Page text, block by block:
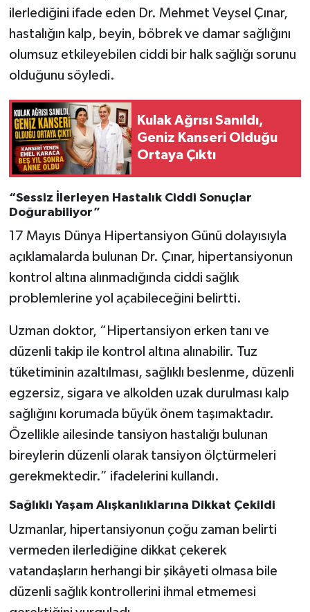
ilerlediğini ifade eden Dr. Mehmet Veysel Çınar,
hastalığın kalp, beyin, böbrek ve damar sağlığını
olumsuz etkileyebilen ciddi bir halk sağlığı sorunu
olduğunu söyledi.
Kulak Ağrısı Sanıldı,
Geniz Kanseri Olduğu
Ortaya Çıktı
“Sessiz İlerleyen Hastalık Ciddi Sonuçlar
Doğurabiliyor”
17 Mayıs Dünya Hipertansiyon Günü dolayısıyla
açıklamalarda bulunan Dr. Çınar, hipertansiyonun
kontrol altına alınmadığında ciddi sağlık
problemlerine yol açabileceğini belirtti.
Uzman doktor, “Hipertansiyon erken tanı ve
düzenli takip ile kontrol altına alınabilir. Tuz
tüketiminin azaltılması, sağlıklı beslenme, düzenli
egzersiz, sigara ve alkolden uzak durulması kalp
sağlığını korumada büyük önem taşımaktadır.
Özellikle ailesinde tansiyon hastalığı bulunan
bireylerin düzenli olarak tansiyon ölçtürmeleri
gerekmektedir.” ifadelerini kullandı.
Sağlıklı Yaşam Alışkanlıklarına Dikkat Çekildi
Uzmanlar, hipertansiyonun çoğu zaman belirti
vermeden ilerlediğine dikkat çekerek
vatandaşların herhangi bir şikâyeti olmasa bile
düzenli sağlık kontrollerini ihmal etmemesi